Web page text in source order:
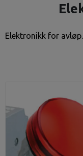
Elektronikk for